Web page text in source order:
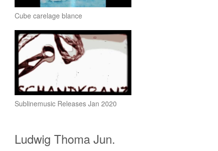
Cube carelage blance
Sublinemusic Releases Jan 2020
Ludwig Thoma Jun.